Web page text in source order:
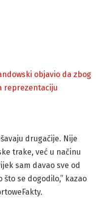
objavio da zbog
reprezentaciju
drugačije. Nije
trake, već u načinu
sam davao sve od
se dogodilo,” kazao